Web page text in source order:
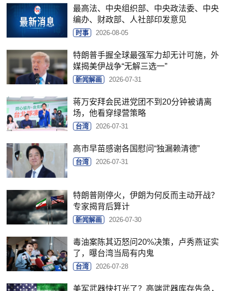
最高法、中央组织部、中央政法委、中央
编办、财政部、人社部印发意见
时事 2026-08-05
特朗普手握全球最强军力却无计可施，外
媒揭美伊战争“无解三选一”
新闻解画 2026-07-31
蒋万安拜会民进党团不到20分钟被请离
场，他看穿绿营策略
台湾 2026-07-31
高市早苗感谢各国慰问“独漏赖清德”
台湾 2026-07-31
特朗普刚停火，伊朗为何反而主动开战？
专家揭背后算计
新闻解画 2026-07-30
毒油案陈其迈怒问20%决策，卢秀燕证实
了，曝台湾当局有内鬼
台湾 2026-07-28
美军武器快打光了？高端武器库存告急，